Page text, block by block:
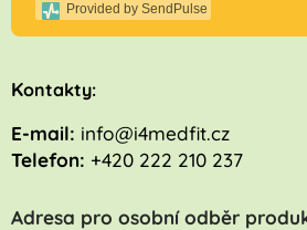
Provided by SendPulse
Kontakty:
E-mail: info@i4medfit.cz
Telefon: +420 222 210 237
Adresa pro osobní odběr